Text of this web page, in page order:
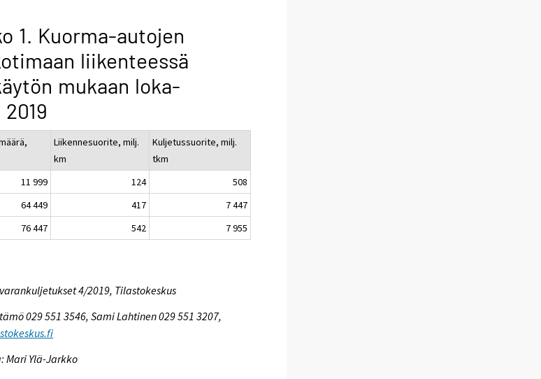
1. Kuorma-autojen
liikenteessä
mukaan loka-
Liikennesuorite, milj.
km
Kuljetussuorite, milj.
tkm
11 999 124
508
64 449 417
7 447
76 447 542 7 955
4/2019, Tilastokeskus
029 551 3546, Sami Lahtinen 029 551 3207,
Mari Ylä-Jarkko